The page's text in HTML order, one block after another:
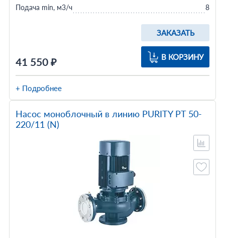
41 550 ₽
ЗАКАЗАТЬ
В КОРЗИНУ
Подача min, м3/ч 8
+ Подробнее
Насос моноблочный в линию PURITY PT 50-
220/11 (N)